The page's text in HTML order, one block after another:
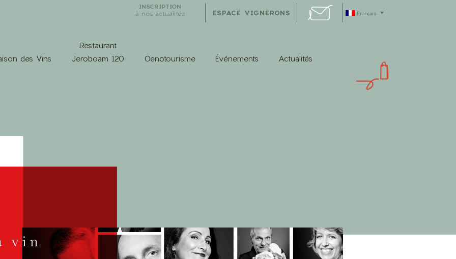
Français
ESPACE VIGNERONS
INSCRIPTION
à nos actualités
des Vins
Restaurant
Jeroboam 120
Oenotourisme Événements Actualités
vin